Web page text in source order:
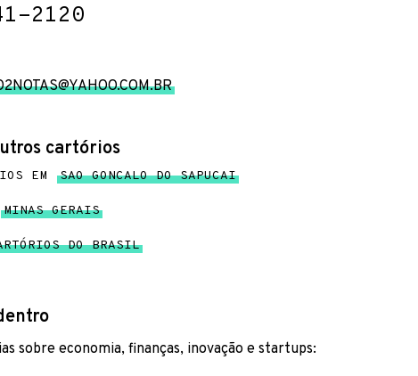
2120
cartórios
EM SAO GONCALO DO SAPUCAI
MINAS GERAIS
DO BRASIL
sobre economia, finanças, inovação e startups: